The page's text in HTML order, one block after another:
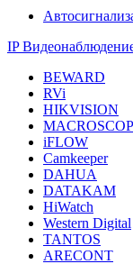
IP
BEWARD
RVi
HIKVISION
MACROSCOP
iFLOW
Camkeeper
DAHUA
DATAKAM
HiWatch
Western Digital
TANTOS
ARECONT